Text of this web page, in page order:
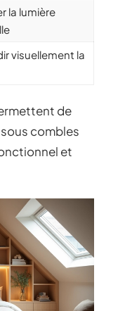
la lumière
visuellement la
de
combles
et